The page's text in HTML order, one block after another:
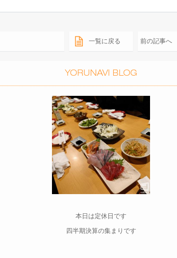
一覧に戻る 前の記事へ
本日は定休日です
四半期決算の集まりです